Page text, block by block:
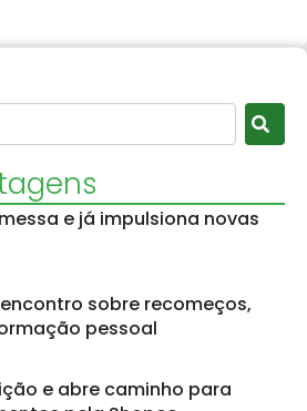
e já impulsiona novas
sobre recomeços,
pessoal
e abre caminho para